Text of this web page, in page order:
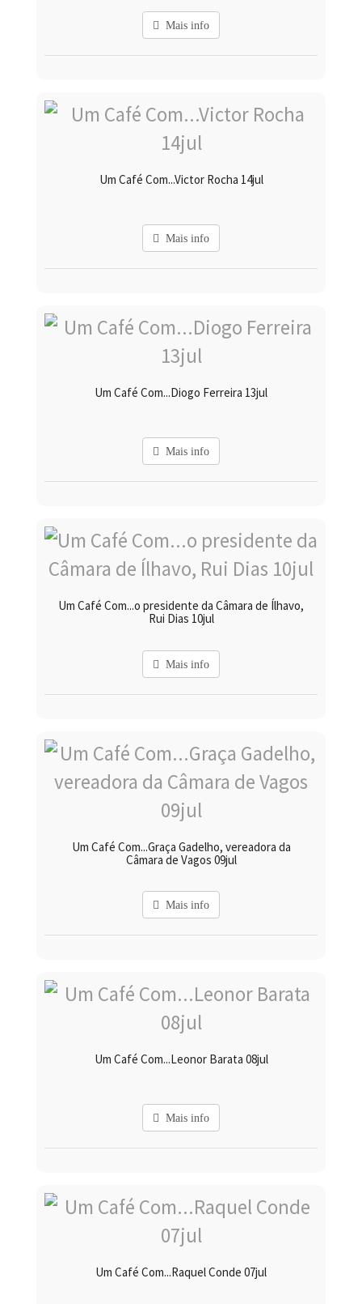
Mais info
Um Café Com...Victor Rocha 14jul
Mais info
Um Café Com...Diogo Ferreira 13jul
Mais info
Um Café Com...o presidente da Câmara de Ílhavo,
Rui Dias 10jul
Mais info
Um Café Com...Graça Gadelho, vereadora da
Câmara de Vagos 09jul
Mais info
Um Café Com...Leonor Barata 08jul
Mais info
Um Café Com...Raquel Conde 07jul